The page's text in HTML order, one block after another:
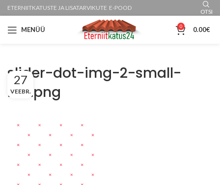
ETERNIITKATUSTE JA LISATARVIKUTE E-POOD
OTSI
MENÜÜ 0 0.00€
slider-dot-img-2-small-
red.png
27
VEEBR.